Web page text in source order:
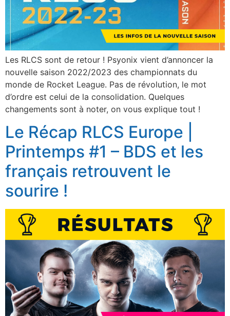
Les RLCS sont de retour ! Psyonix vient d’annoncer la
nouvelle saison 2022/2023 des championnats du
monde de Rocket League. Pas de révolution, le mot
d’ordre est celui de la consolidation. Quelques
changements sont à noter, on vous explique tout !
Le Récap RLCS Europe |
Printemps #1 – BDS et les
français retrouvent le
sourire !